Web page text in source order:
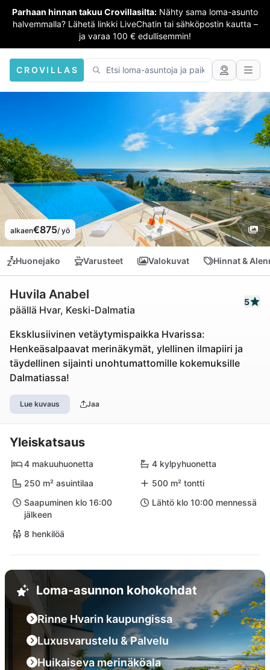
Parhaan hinnan takuu Crovillasilta: Nähty sama loma-asunto
halvemmalla? Lähetä linkki LiveChatin tai sähköpostin kautta –
ja varaa 100 € edullisemmin!
CROVILLAS
alkaen€875/ yö
Huonejako Varusteet Valokuvat Hinnat &
Huvila Anabel
päällä Hvar, Keski-Dalmatia
5
Eksklusiivinen vetäytymispaikka Hvarissa:
Henkeäsalpaavat merinäkymät, ylellinen ilmapiiri ja
täydellinen sijainti unohtumattomille kokemuksille
Dalmatiassa!
Lue kuvaus Jaa
Yleiskatsaus
4 makuuhuonetta
4 kylpyhuonetta
250 m² asuintilaa
500 m² tontti
Saapuminen klo 16:00
jälkeen
Lähtö klo 10:00 mennessä
8 henkilöä
Loma-asunnon kohokohdat
Rinne Hvarin kaupungissa
Luxusvarustelu & Palvelu
Huikaiseva merinäköala